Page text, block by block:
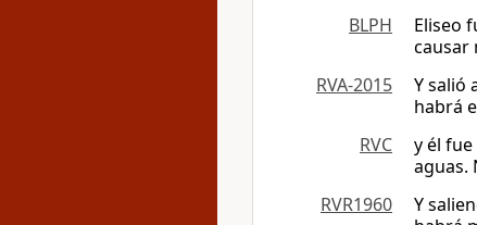
BLPH
Eliseo
causar
RVA-2015
Y salió
habrá
RVC
y él
aguas.
RVR1960
Y